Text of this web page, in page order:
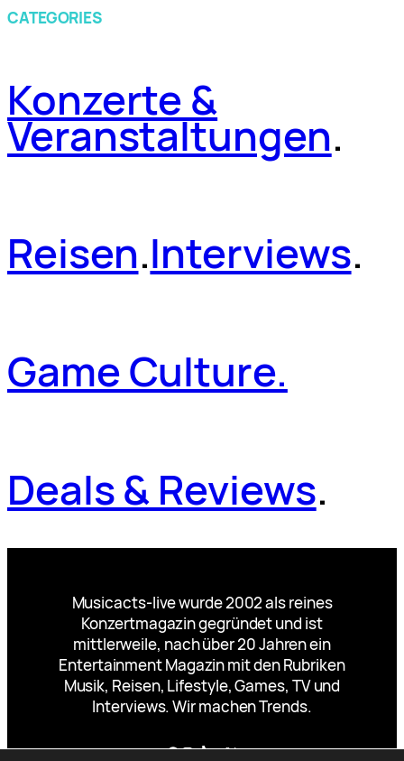
CATEGORIES
Konzerte &
Veranstaltungen.
Reisen.Interviews.
Game Culture.
Deals & Reviews.
Musicacts-live wurde 2002 als reines
Konzertmagazin gegründet und ist
mittlerweile, nach über 20 Jahren ein
Entertainment Magazin mit den Rubriken
Musik, Reisen, Lifestyle, Games, TV und
Interviews. Wir machen Trends.
Facebook
Instagram
TikTok
YouTube
X